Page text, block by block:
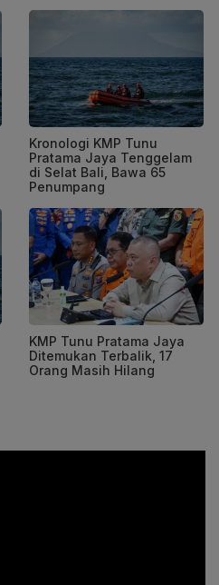
Kronologi KMP Tunu
Pratama Jaya Tenggelam
di Selat Bali, Bawa 65
Penumpang
KMP Tunu Pratama Jaya
Ditemukan Terbalik, 17
Orang Masih Hilang